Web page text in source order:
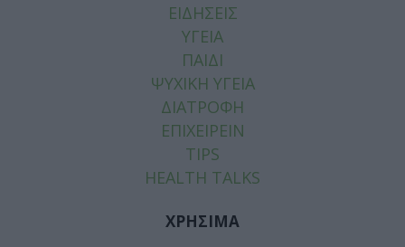
ΕΙΔΗΣΕΙΣ
ΥΓΕΙΑ
ΠΑΙΔΙ
ΨΥΧΙΚΗ ΥΓΕΙΑ
ΔΙΑΤΡΟΦΗ
ΕΠΙΧΕΙΡΕΙΝ
TIPS
HEALTH TALKS
ΧΡΗΣΙΜΑ